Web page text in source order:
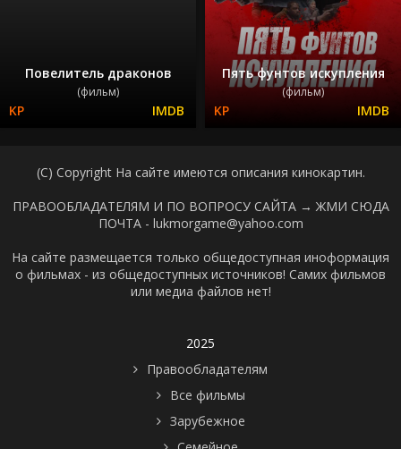
Повелитель драконов
(фильм)
Пять фунтов искупления
(фильм)
(C) Copyright На сайте имеются описания кинокартин.
ПРАВООБЛАДАТЕЛЯМ И ПО ВОПРОСУ САЙТА → ЖМИ СЮДА
ПОЧТА - lukmorgame@yahoo.com
На сайте размещается только общедоступная иноформация
о фильмах - из общедоступных источников! Самих фильмов
или медиа файлов нет!
2025
Правообладателям
Все фильмы
Зарубежное